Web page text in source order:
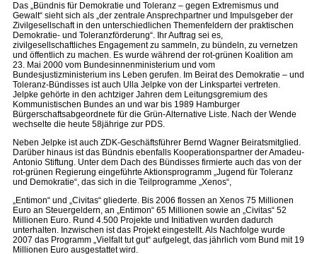
Das „Bündnis für Demokratie und Toleranz – gegen Extremismus und
Gewalt“ sieht sich als „der zentrale Ansprechpartner und Impulsgeber der
Zivilgesellschaft in den unterschiedlichen Themenfeldern der praktischen
Demokratie- und Toleranzförderung“. Ihr Auftrag sei es,
zivilgesellschaftliches Engagement zu sammeln, zu bündeln, zu vernetzen
und öffentlich zu machen. Es wurde während der rot-grünen Koalition am
23. Mai 2000 vom Bundesinnenministerium und vom
Bundesjustizministerium ins Leben gerufen. Im Beirat des Demokratie – und
Toleranz-Bündisses ist auch Ulla Jelpke von der Linkspartei vertreten.
Jelpke gehörte in den achtziger Jahren dem Leitungsgremium des
Kommunistischen Bundes an und war bis 1989 Hamburger
Bürgerschaftsabgeordnete für die Grün-Alternative Liste. Nach der Wende
wechselte die heute 58jährige zur PDS.
Neben Jelpke ist auch ZDK-Geschäftsführer Bernd Wagner Beiratsmitglied.
Darüber hinaus ist das Bündnis ebenfalls Kooperationspartner der Amadeu-
Antonio Stiftung. Unter dem Dach des Bündisses firmierte auch das von der
rot-grünen Regierung eingeführte Aktionsprogramm „Jugend für Toleranz
und Demokratie“, das sich in die Teilprogramme „Xenos“,
„Entimon“ und „Civitas“ gliederte. Bis 2006 flossen an Xenos 75 Millionen
Euro an Steuergeldern, an „Entimon“ 65 Millionen sowie an „Civitas“ 52
Millionen Euro. Rund 4.500 Projekte und Initiativen wurden dadurch
unterhalten. Inzwischen ist das Projekt eingestellt. Als Nachfolge wurde
2007 das Programm „Vielfalt tut gut“ aufgelegt, das jährlich vom Bund mit 19
Millionen Euro ausgestattet wird.